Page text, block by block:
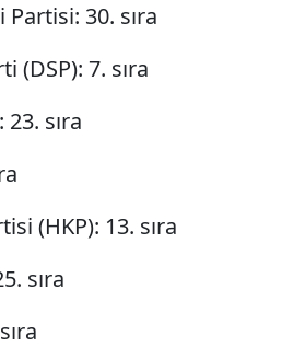
Partisi: 30. sıra
(DSP): 7. sıra
sıra
(HKP): 13. sıra
sıra